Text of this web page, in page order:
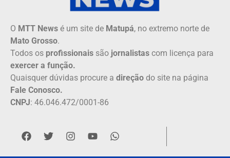
O MTT News é um site de Matupá, no extremo norte de
Mato Grosso.
Todos os profissionais são jornalistas com licença para
exercer a função.
Quaisquer dúvidas procure a direção do site na página
Fale Conosco.
CNPJ: 46.046.472/0001-86